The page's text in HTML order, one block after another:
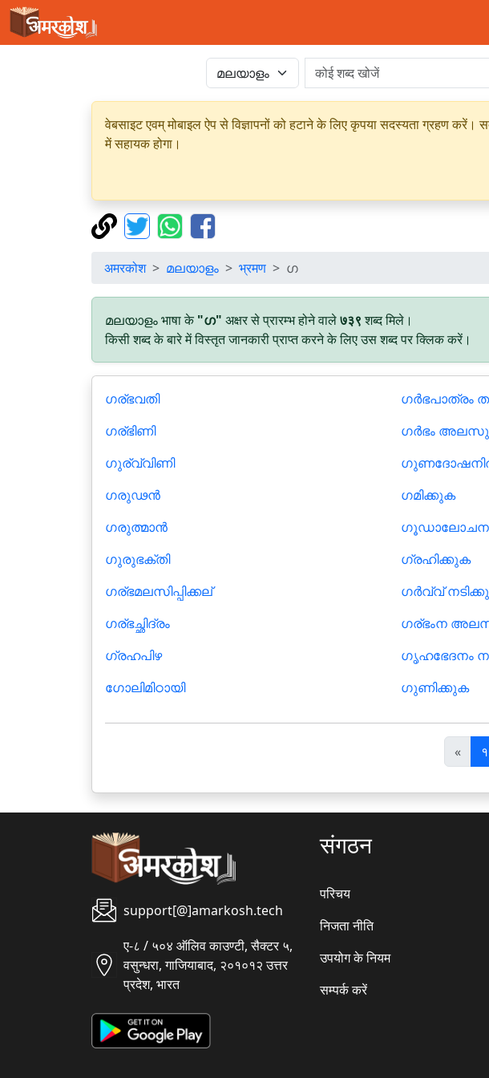
वेबसाइट एवम् मोबाइल ऐप से विज्ञापनों को हटाने के लिए कृपया सदस्यता ग्रहण करें।
में सहायक होगा।
अमरकोश മലയാളം भ्रमण ഗ
മലയാളം भाषा के "ഗ" अक्षर से प्रारम्भ होने वाले७३९शब्द मिले।
किसी शब्द के बारे में विस्तृत जानकारी प्राप्त करने के लिए उस शब्द पर क्लिक करें।
ഗര്ഭവതി
ഗര്ഭിണി
ഗുര്വ്വിണി
ഗരുഢൻ
ഗരുത്മാൻ
ഗുരുഭക്തി
ഗര്ഭമലസിപ്പിക്കല്
ഗര്ഭച്ഛിദ്രം
ഗ്രഹപിഴ
ഗോലിമിഠായി
ഗര്‍ഭപാത്രം
ഗർഭം
ഗമിക്കുക
ഗൂഡാലോചന
ഗ്രഹിക്കുക
ഗർവ്വ്
ഗര്ഭംന
ഗൃഹഭേദനം
ഗുണിക്കുക
«पि
छ
ला
१
support[@]amarkosh.tech
ए-८ / ५०४ ऑलिव काउण्टी, सैक्टर ५,
वसुन्धरा, गाजियाबाद, २०१०१२ उत्तर
प्रदेश, भारत
संगठन
परिचय
निजता नीति
उपयोग के नियम
सम्पर्क करें